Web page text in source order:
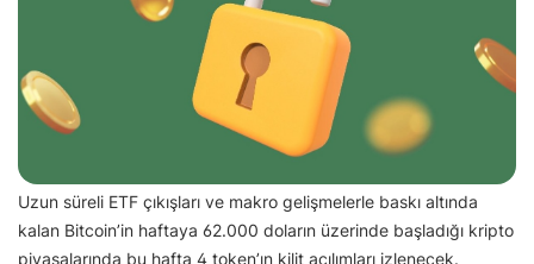
Uzun süreli ETF çıkışları ve makro gelişmelerle baskı altında
kalan Bitcoin’in haftaya 62.000 doların üzerinde başladığı kripto
piyasalarında bu hafta 4 token’ın kilit açılımları izlenecek.